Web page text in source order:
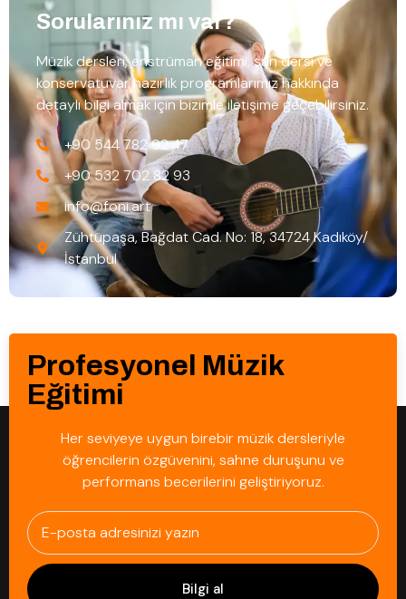
Sorularınız mı var?
Müzik dersleri, enstrüman eğitimi, şan dersi ve
konservatuvar hazırlık programlarımız hakkında
detaylı bilgi almak için bizimle iletişime geçebilirsiniz.
+90 544 782 92 47
+90 532 702 82 93
info@foni.art
Zühtüpaşa, Bağdat Cad. No: 18, 34724 Kadıköy/
İstanbul
Profesyonel Müzik
Eğitimi
Her seviyeye uygun birebir müzik dersleriyle
öğrencilerin özgüvenini, sahne duruşunu ve
performans becerilerini geliştiriyoruz.
Bilgi al